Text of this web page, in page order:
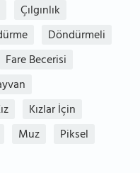
Çılgınlık
Döndürmeli
Fare Becerisi
Kızlar İçin
Muz
Piksel